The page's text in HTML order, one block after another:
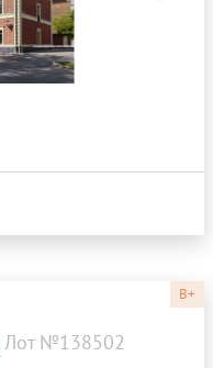
B+
Лот №138502